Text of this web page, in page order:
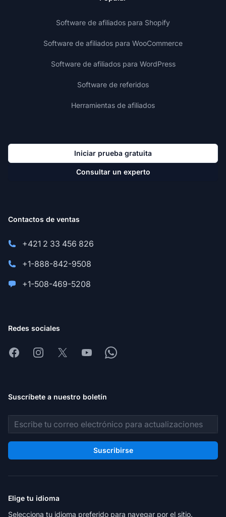
Software de afiliados para Shopify
Software de afiliados para WooCommerce
Software de afiliados para WordPress
Software de referidos
Herramientas de afiliados
Iniciar prueba gratuita
Consultar un experto
Contactos de ventas
+421 2 33 456 826
+1-888-842-9508
+1-508-469-5208
Redes sociales
FacebookInstagram
X YoutubeWhatsapp
Suscríbete a nuestro boletín
Dirección de correo electrónico
Suscribirse
Elige tu idioma
Selecciona tu idioma preferido para navegar por el sitio.